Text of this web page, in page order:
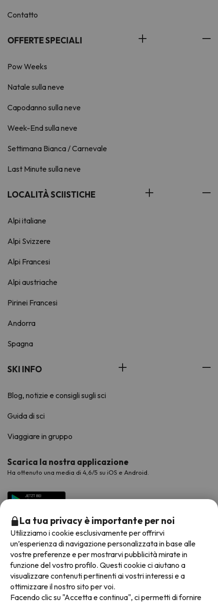
Contatto
OFFERTE SPECIALI
Pow Weeks
Natale sulla neve
Capodanno sulla neve
Week-End sulla neve
Settimana Bianca / Carnevale
Last Minute sulla neve
LOCALITÀ SCIISTICHE
Alpi italiane
Alpi Svizzere
Alpi Francesi
Alpi austriache
Pirinei Francesi
Andorra
Spagna
SKI INFO
Blog, notizie e consigli sugli sci
Guida di sci
Viaggiare in gruppo
Scarica la nostra applicazione
Ha ottenuto una media di 4,6/5 su iOS e Android.
Metodi di pagamento disponibili
La tua privacy è importante per noi
Utilizziamo i cookie esclusivamente per offrirvi
un’esperienza di navigazione personalizzata in base alle
vostre preferenze e per mostrarvi pubblicità mirate in
funzione del vostro profilo. Questi cookie ci aiutano a
visualizzare contenuti pertinenti ai vostri interessi e a
ottimizzare il nostro sito per voi.
Facendo clic su "Accetta e continua", ci permetti di fornire